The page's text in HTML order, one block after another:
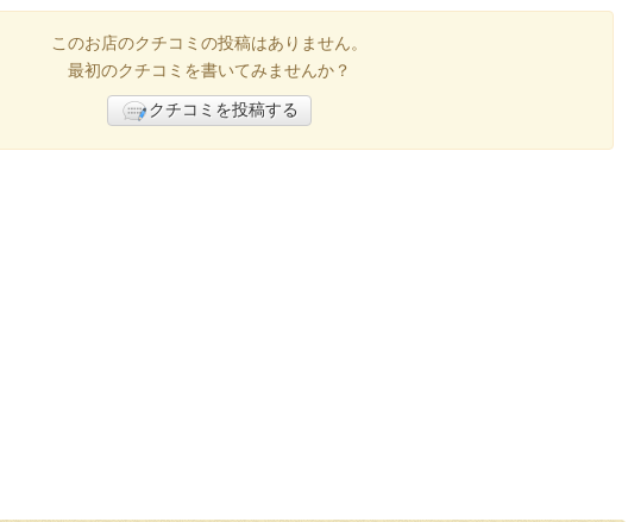
このお店のクチコミの投稿はありません。
最初のクチコミを書いてみませんか？
クチコミを投稿する